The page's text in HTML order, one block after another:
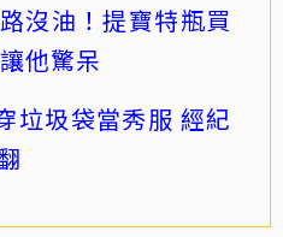
沒油！提寶特瓶買
他驚呆
垃圾袋當秀服 經紀